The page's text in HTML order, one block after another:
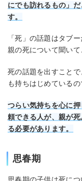
にでも訪れるもの」
す。
「死」の話題はタブ
親の死について聞いて
死の話題を出すこと
も持ちはじめているの
つらい気持ちを心に
頼できる人が、親が
る必要があります。
思春期
思春期の子供は死につ